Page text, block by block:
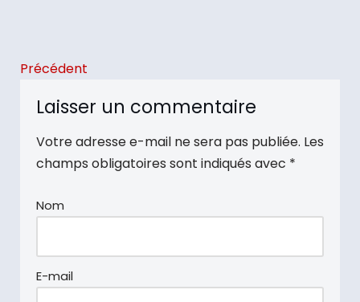
Précédent
Laisser un commentaire
Votre adresse e-mail ne sera pas publiée. Les
champs obligatoires sont indiqués avec *
Nom
E-mail